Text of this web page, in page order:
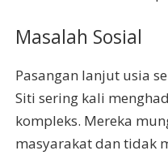
Masalah Sosial
Pasangan lanjut usia
Siti sering kali
kompleks. Mereka
masyarakat dan tidak